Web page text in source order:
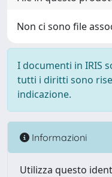
Non ci sono file
I documenti in IRIS
tutti i diritti sono
indicazione.
Informazioni
Utilizza questo